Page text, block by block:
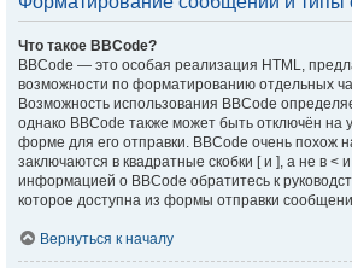
Что такое BBCode?
BBCode — это особая реализация HTML,
возможности по форматированию отдельных
Возможность использования BBCode
однако BBCode также может быть отключён на
форме для его отправки. BBCode очень похож
заключаются в квадратные скобки [ и ], а не в <
информацией о BBCode обратитесь к
которое доступна из формы отправки
Вернуться к началу